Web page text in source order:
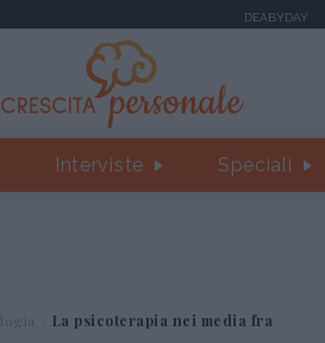
DEABYDAY
Interviste Speciali
La psicoterapia nei media fra